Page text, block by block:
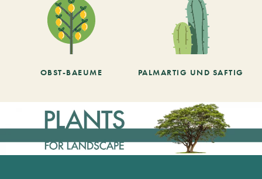
OBST-BAEUME PALMARTIG UND SAFTIG